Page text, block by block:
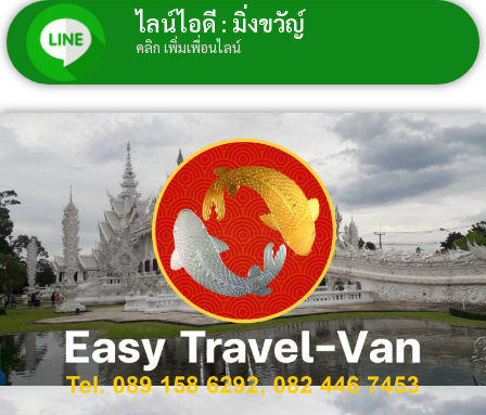
ไลน์ไอดี : มิ่งขวัญ์
คลิก เพิ่มเพื่อนไลน์